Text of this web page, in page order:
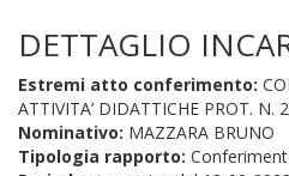
DETTAGLIO
Estremi atto conferimento:
ATTIVITA’ DIDATTICHE PROT. N.
Nominativo: MAZZARA BRUNO
Tipologia rapporto: